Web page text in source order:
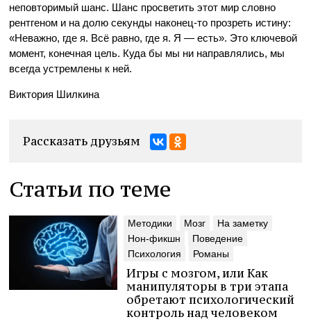
неповторимый шанс. Шанс просветить этот мир словно
рентгеном и на долю секунды наконец-то прозреть истину:
«Неважно, где я. Всё равно, где я. Я — есть». Это ключевой
момент, конечная цель. Куда бы мы ни направлялись, мы
всегда устремлены к ней.
Виктория Шилкина
Рассказать друзьям
Статьи по теме
Методики Мозг
На заметку
Нон-фикшн
Поведение
Психология
Романы
Игры с мозгом, или Как
манипуляторы в три этапа
обретают психологический
контроль над человеком